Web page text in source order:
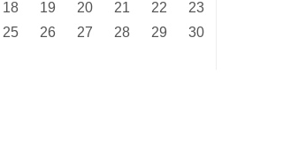
18 19 20 21 22
23
25 26 27 28 29
30